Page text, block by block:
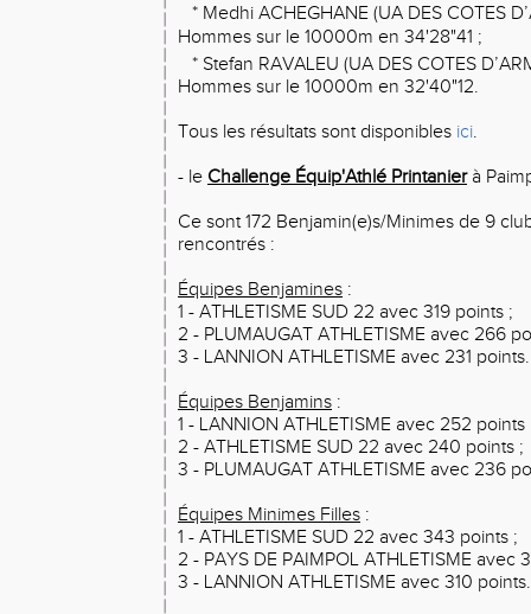
* Medhi ACHEGHANE (UA DES COTES
Hommes sur le 10000m en 34'28"41 ;
* Stefan RAVALEU (UA DES COTES
Hommes sur le 10000m en 32'40"12.
Tous les résultats sont disponibles ici.
- le Challenge Équip'Athlé Printanierà
Ce sont 172 Benjamin(e)s/Minimes de 9
rencontrés :
Équipes Benjamines :
1 - ATHLETISME SUD 22 avec 319 points ;
2 - PLUMAUGAT ATHLETISME avec 266
3 - LANNION ATHLETISME avec 231 points.
Équipes Benjamins :
1 - LANNION ATHLETISME avec 252 points
2 - ATHLETISME SUD 22 avec 240 points ;
3 - PLUMAUGAT ATHLETISME avec 236
Équipes Minimes Filles :
1 - ATHLETISME SUD 22 avec 343 points ;
2 - PAYS DE PAIMPOL ATHLETISME avec
3 - LANNION ATHLETISME avec 310 points.